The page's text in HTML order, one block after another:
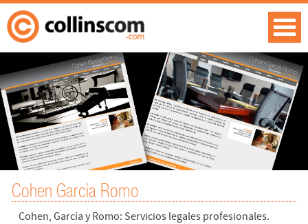
Cohen Garcia Romo
Cohen, García y Romo: Servicios legales profesionales.